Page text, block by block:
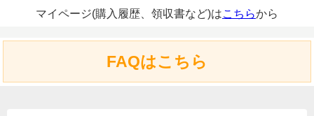
マイページ(購入履歴、領収書など)はこちらから
FAQはこちら